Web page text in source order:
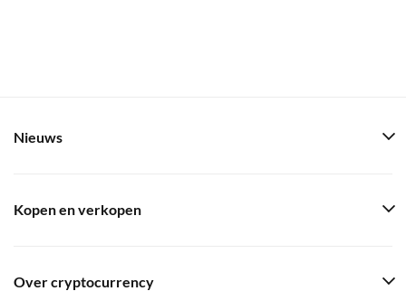
Nieuws
Kopen en verkopen
Over cryptocurrency